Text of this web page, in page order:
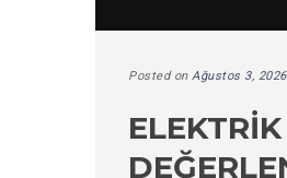
Posted on Ağustos 3, 2026